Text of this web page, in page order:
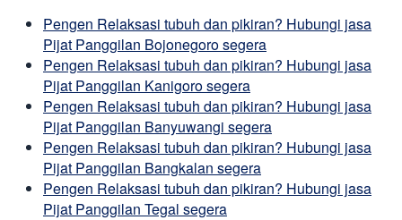
Pengen Relaksasi tubuh dan pikiran? Hubungi jasa
Pijat Panggilan Bojonegoro segera
Pengen Relaksasi tubuh dan pikiran? Hubungi jasa
Pijat Panggilan Kanigoro segera
Pengen Relaksasi tubuh dan pikiran? Hubungi jasa
Pijat Panggilan Banyuwangi segera
Pengen Relaksasi tubuh dan pikiran? Hubungi jasa
Pijat Panggilan Bangkalan segera
Pengen Relaksasi tubuh dan pikiran? Hubungi jasa
Pijat Panggilan Tegal segera